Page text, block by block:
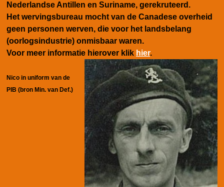
Nederlandse Antillen en Suriname, gerekruteerd.
Het wervingsbureau mocht van de Canadese overheid
geen personen werven, die voor het landsbelang
(oorlogsindustrie) onmisbaar waren.
Voor meer informatie hierover klik hier.
Nico in uniform van de
PIB (bron Min. van Def.)